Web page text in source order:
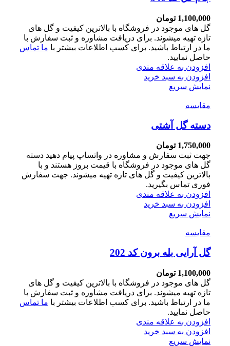
1,100,000 تومان
گل های موجود در فروشگاه با بالاترین کیفیت و گل های
تازه تهیه میشوند. برای دریافت مشاوره و ثبت سفارش با
ما در ارتباط باشید. برای کسب اطلاعات بیشتر با ما تماس
حاصل نمایید.
افزودن به علاقه مندی
افزودن به سبد خرید
نمایش سریع
مقايسه
دسته گل آشتی
1,750,000 تومان
جهت ثبت سفارش و مشاوره در واتساپ پیام دهید دسته
گل های موجود در فروشگاه با قیمت بروز هستند و با
بالاترین کیفیت و گل های تازه تهیه میشوند. جهت سفارش
فوری تماس بگیرید.
افزودن به علاقه مندی
افزودن به سبد خرید
نمایش سریع
مقايسه
گل آرایی بله برون کد 202
1,100,000 تومان
گل های موجود در فروشگاه با بالاترین کیفیت و گل های
تازه تهیه میشوند. برای دریافت مشاوره و ثبت سفارش با
ما در ارتباط باشید. برای کسب اطلاعات بیشتر با ما تماس
حاصل نمایید.
افزودن به علاقه مندی
افزودن به سبد خرید
نمایش سریع